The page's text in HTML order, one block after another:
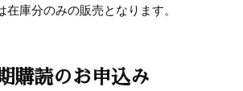
庫分のみの販売となります。
購読のお申込み